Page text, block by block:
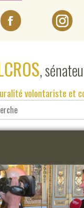
,
volontariste et